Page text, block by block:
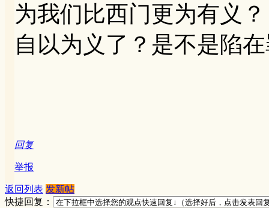
为我们比西门更为有义
自以为义了？是不是陷
回复
举报
返回列表 发新帖
快捷回复：